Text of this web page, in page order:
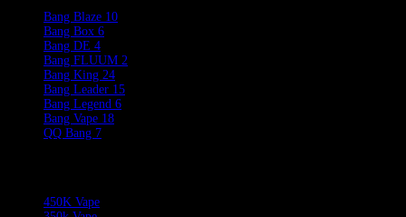
Bang Blaze 10
Bang Box 6
Bang DE 4
Bang FLUUM 2
Bang King 24
Bang Leader 15
Bang Legend 6
Bang Vape 18
QQ Bang 7
450K Vape